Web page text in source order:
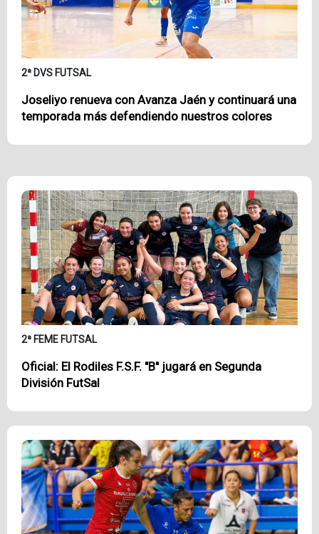
2ª DVS FUTSAL
Joseliyo renueva con Avanza Jaén y continuará una
temporada más defendiendo nuestros colores
2ª FEME FUTSAL
Oficial: El Rodiles F.S.F. "B" jugará en Segunda
División FutSal